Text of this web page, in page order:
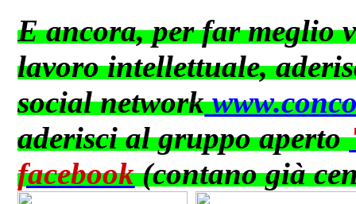
E ancora, per far meglio
lavoro intellettuale,
social network
aderisci al gruppo aperto
facebook(contano già